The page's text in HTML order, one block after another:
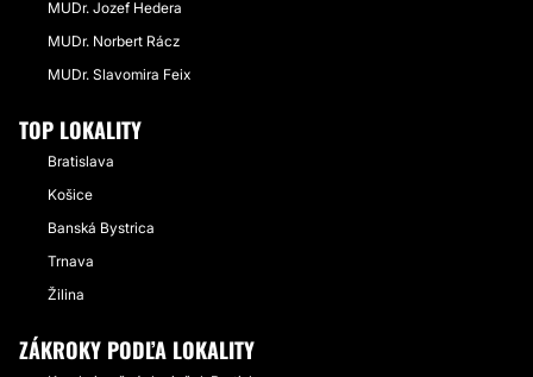
MUDr. Jozef Hedera
MUDr. Norbert Rácz
MUDr. Slavomira Feix
TOP LOKALITY
Bratislava
Košice
Banská Bystrica
Trnava
Žilina
ZÁKROKY PODĽA LOKALITY